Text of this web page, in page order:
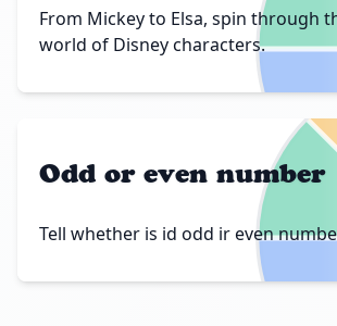
From Mickey to Elsa, spin through
world of Disney characters.
Odd or even number
Tell whether is id odd ir even